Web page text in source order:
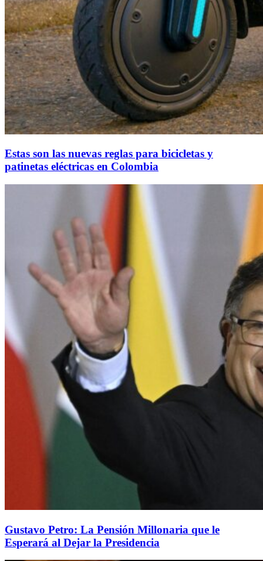
Estas son las nuevas reglas para bicicletas y
patinetas eléctricas en Colombia
Gustavo Petro: La Pensión Millonaria que le
Esperará al Dejar la Presidencia